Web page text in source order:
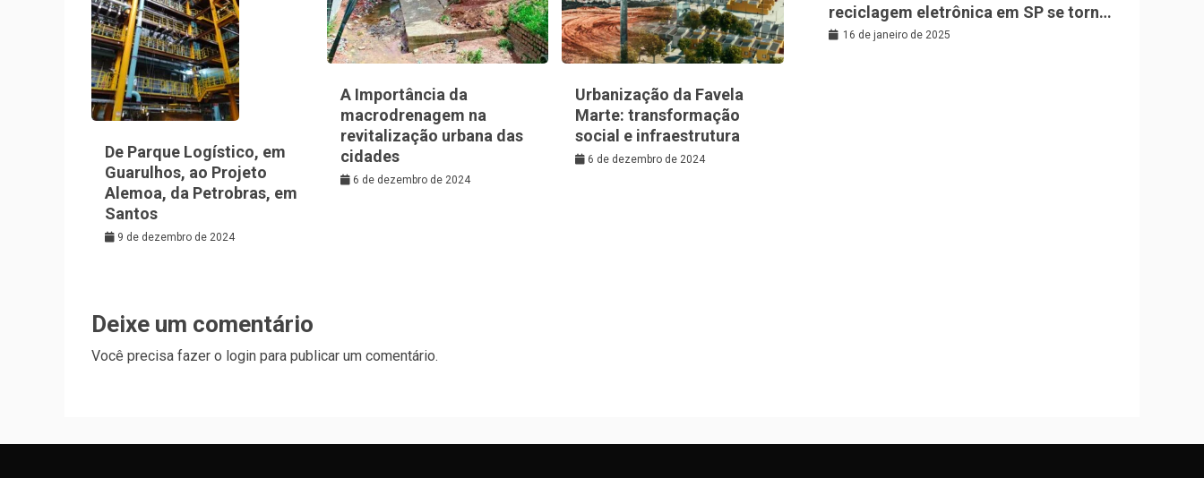
De Parque Logístico, em
Guarulhos, ao Projeto
Alemoa, da Petrobras, em
Santos
9 de dezembro de 2024
A Importância da
macrodrenagem na
revitalização urbana das
cidades
6 de dezembro de 2024
Urbanização da Favela
Marte: transformação
social e infraestrutura
6 de dezembro de 2024
Deixe um comentário
Você precisa fazer o login para publicar um comentário.
reciclagem eletrônica em SP se torna
a maior da América Latina
16 de janeiro de 2025